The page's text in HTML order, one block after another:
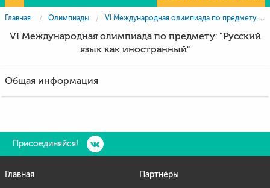
Главная Олимпиады VI Международная олимпиада по предмету: "Русский язык как иностранный"
VI Международная олимпиада по предмету: "Русский
язык как иностранный"
Общая информация
Присоединяйся!
Главная Партнёры